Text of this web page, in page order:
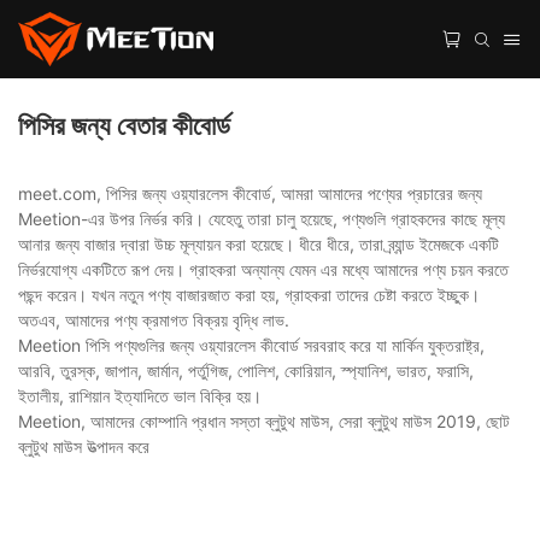
পিসির জন্য বেতার কীবোর্ড
meet.com, পিসির জন্য ওয়্যারলেস কীবোর্ড, আমরা আমাদের পণ্যের প্রচারের জন্য
Meetion-এর উপর নির্ভর করি। যেহেতু তারা চালু হয়েছে, পণ্যগুলি গ্রাহকদের কাছে মূল্য
আনার জন্য বাজার দ্বারা উচ্চ মূল্যায়ন করা হয়েছে। ধীরে ধীরে, তারা ব্র্যান্ড ইমেজকে একটি
নির্ভরযোগ্য একটিতে রূপ দেয়। গ্রাহকরা অন্যান্য যেমন এর মধ্যে আমাদের পণ্য চয়ন করতে
পছন্দ করেন। যখন নতুন পণ্য বাজারজাত করা হয়, গ্রাহকরা তাদের চেষ্টা করতে ইচ্ছুক।
অতএব, আমাদের পণ্য ক্রমাগত বিক্রয় বৃদ্ধি লাভ.
Meetion পিসি পণ্যগুলির জন্য ওয়্যারলেস কীবোর্ড সরবরাহ করে যা মার্কিন যুক্তরাষ্ট্র,
আরবি, তুরস্ক, জাপান, জার্মান, পর্তুগিজ, পোলিশ, কোরিয়ান, স্প্যানিশ, ভারত, ফরাসি,
ইতালীয়, রাশিয়ান ইত্যাদিতে ভাল বিক্রি হয়।
Meetion, আমাদের কোম্পানি প্রধান সস্তা ব্লুটুথ মাউস, সেরা ব্লুটুথ মাউস 2019, ছোট
ব্লুটুথ মাউস উত্পাদন করে